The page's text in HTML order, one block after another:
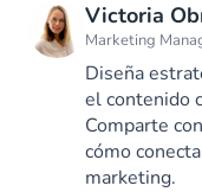
Victoria
Marketing
Diseña
el contenido
Comparte
cómo
marketing.